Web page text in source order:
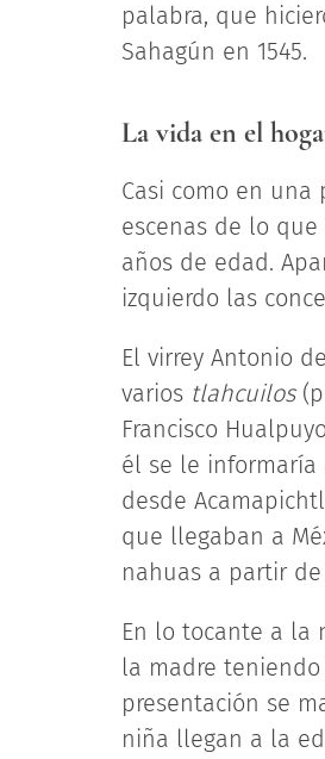
palabra, que
Sahagún en 1545.
La vida en el
Casi como en
escenas de lo
años de edad.
izquierdo las
El virrey Antonio
varios tlahcuilos
Francisco
él se le informaría
desde
que llegaban a
nahuas a partir
En lo tocante a la
la madre
presentación se
niña llegan a la